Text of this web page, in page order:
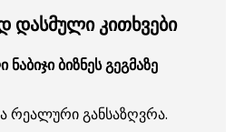
დასმული კითხვები
ბიზნეს გეგმაზე
რეალური განსაზღვრა.